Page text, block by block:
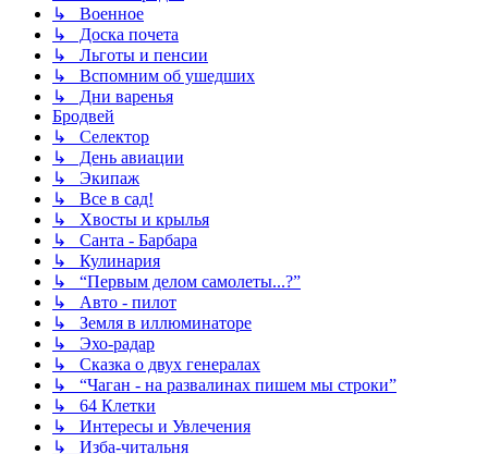
↳ Военное
↳ Доска почета
↳ Льготы и пенсии
↳ Вспомним об ушедших
↳ Дни варенья
Бродвей
↳ Селектор
↳ День авиации
↳ Экипаж
↳ Все в сад!
↳ Хвосты и крылья
↳ Санта - Барбара
↳ Кулинария
↳ “Первым делом самолеты...?”
↳ Авто - пилот
↳ Земля в иллюминаторе
↳ Эхо-радар
↳ Сказка о двух генералах
↳ “Чаган - на развалинах пишем мы строки”
↳ 64 Клетки
↳ Интересы и Увлечения
↳ Изба-читальня